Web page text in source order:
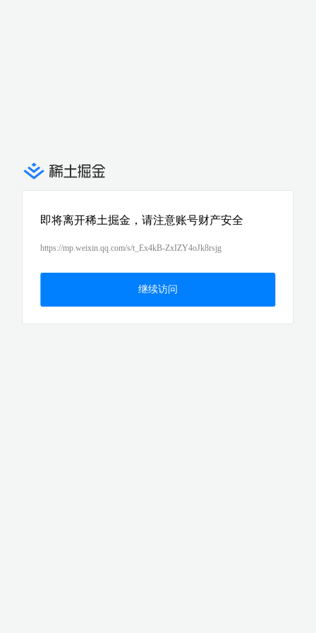
即将离开稀土掘金，请注意账号财产安全
https://mp.weixin.qq.com/s/t_Ex4kB-ZxIZY4oJk8rsjg
继续访问